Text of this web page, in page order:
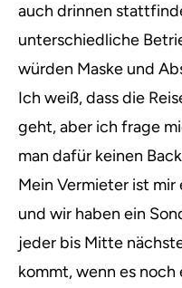
auch drinnen
unterschiedliche
würden Maske und
Ich weiß, dass die
geht, aber ich frage
man dafür keinen
Mein Vermieter ist
und wir haben ein
jeder bis Mitte
kommt, wenn es noch